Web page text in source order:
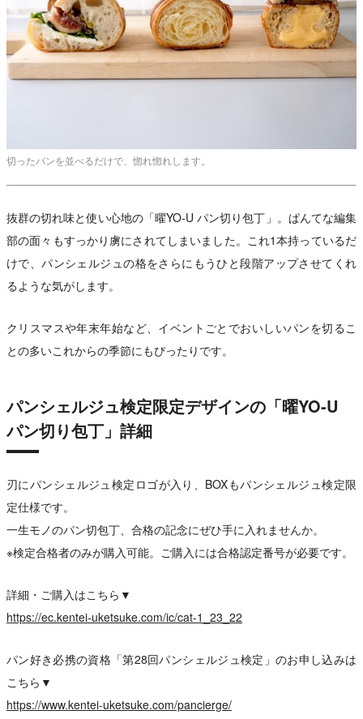
切ったパンを並べるだけで、惚れ惚れします。
抜群の切れ味と使い心地の「曜YO-U パン切り包丁」。ぱんてな編集
部の面々もすっかり虜にされてしまいました。これ1本持っているだ
けで、パンシェルジュの格をさらにもうひと段階アップさせてくれ
るような気がします。
クリスマスや年末年始など、イベントごとでおいしいパンを切るこ
との多いこれからの季節にもぴったりです。
パンシェルジュ検定限定デザインの「曜YO-U
パン切り包丁」詳細
刃にパンシェルジュ検定ロゴが入り、BOXもパンシェルジュ検定限
定仕様です。
一生モノのパン切包丁、合格の記念にぜひ手に入れませんか。
※検定合格者のみが購入可能。ご購入には合格認定番号が必要です。
詳細・ご購入はこちら▼
https://ec.kentei-uketsuke.com/ic/cat-1_23_22
パン好き必携の資格「第28回パンシェルジュ検定」のお申し込みは
こちら▼
https://www.kentei-uketsuke.com/pancierge/